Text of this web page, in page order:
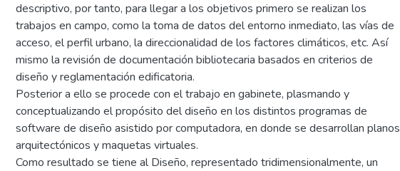
descriptivo, por tanto, para llegar a los objetivos primero se realizan los
trabajos en campo, como la toma de datos del entorno inmediato, las vías de
acceso, el perfil urbano, la direccionalidad de los factores climáticos, etc. Así
mismo la revisión de documentación bibliotecaria basados en criterios de
diseño y reglamentación edificatoria.
Posterior a ello se procede con el trabajo en gabinete, plasmando y
conceptualizando el propósito del diseño en los distintos programas de
software de diseño asistido por computadora, en donde se desarrollan planos
arquitectónicos y maquetas virtuales.
Como resultado se tiene al Diseño, representado tridimensionalmente, un